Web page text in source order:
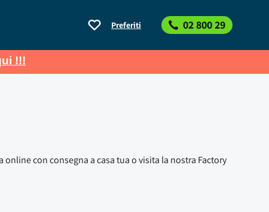
Preferiti 02 800 29
!!!
con consegna a casa tua o visita la nostra Factory